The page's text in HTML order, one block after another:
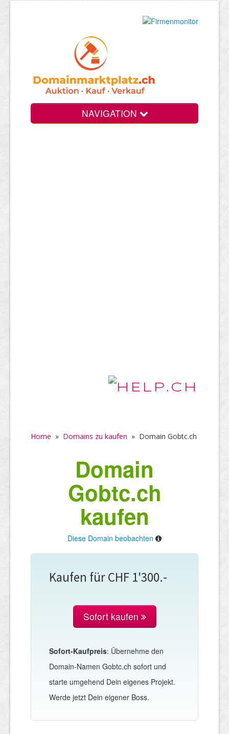
NAVIGATION
Home » Domains zu kaufen » Domain Gobtc.ch
Domain
Gobtc.ch
kaufen
Diese Domain beobachten
Kaufen für CHF 1'300.-
Sofort kaufen
Sofort-Kaufpreis: Übernehme den
Domain-Namen Gobtc.ch sofort und
starte umgehend Dein eigenes Projekt.
Werde jetzt Dein eigener Boss.